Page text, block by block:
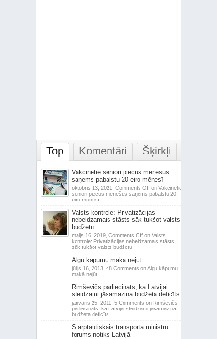
Top Komentāri Šķirkļi
Vakcinētie seniori piecus mēnešus
saņems pabalstu 20 eiro mēnesī
oktobris 13, 2021, Comments Offon Vakcinētie
seniori piecus mēnešus saņems pabalstu 20
eiro mēnesī
Valsts kontrole: Privatizācijas
nebeidzamais stāsts sāk tukšot valsts
budžetu
maijs 16, 2019, Comments Offon Valsts
kontrole: Privatizācijas nebeidzamais stāsts
sāk tukšot valsts budžetu
Algu kāpumu makā nejūt
jūlijs 16, 2013, 48 Comments on Algu kāpumu
makā nejūt
Rimšēvičs pārliecināts, ka Latvijai
steidzami jāsamazina budžeta deficīts
janvāris 25, 2011, 5 Comments on Rimšēvičs
pārliecināts, ka Latvijai steidzami jāsamazina
budžeta deficīts
Starptautiskais transporta ministru
forums notiks Latvijā